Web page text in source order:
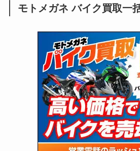
(31)
(51)
(34)
(5)
(12)
(63)
(109)
(24)
(16)
(25)
(24)
(46)
(15)
(5)
(64)
(16)
(62)
(4)
(6)
(17)
(5)
(12)
(131)
(38)
(131)
(167)
(85)
(21)
(61)
(171)
(98)
(13)
(60)
(274)
(171)
(38)
(47)
(59)
(66)
(16)
(141)
(1,138)
(166)
(23)
(415)
(16)
(137)
(72)
(2,736)
(126)
(170)
(171)
(1,605)
(147)
(13)
(19)
(12)
(16)
モトメガネ バイク買取一